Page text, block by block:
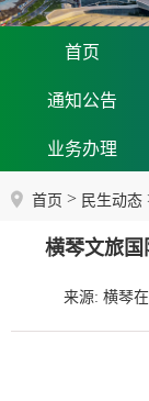
首页
通知公告
业务办理
首页 > 民生动态
横琴文旅国
来源: 横琴